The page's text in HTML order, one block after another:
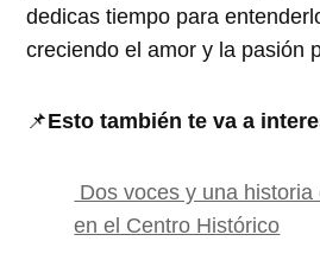
dedicas tiempo para
creciendo el amor y la pasión
📌Esto también te va a
Dos voces y una historia
en el Centro Histórico